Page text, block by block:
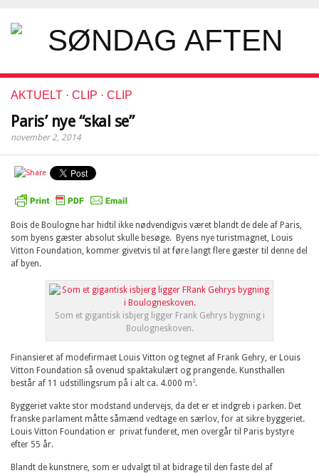
AKTUELT · CLIP · CLIP
Paris’ nye “skal se”
november 2, 2014
Bois de Boulogne har hidtil ikke nødvendigvis været blandt de dele af Paris,
som byens gæster absolut skulle besøge. Byens nye turistmagnet, Louis
Vitton Foundation, kommer givetvis til at føre langt flere gæster til denne del
af byen.
Som et gigantisk isbjerg ligger Frank Gehrys bygning i
Boulogneskoven.
Finansieret af modefirmaet Louis Vitton og tegnet af Frank Gehry, er Louis
Vitton Foundation så ovenud spaktakulært og prangende. Kunsthallen
består af 11 udstillingsrum på i alt ca. 4.000 m 2.
Byggeriet vakte stor modstand undervejs, da det er et indgreb i parken. Det
franske parlament måtte såmænd vedtage en særlov, for at sikre byggeriet.
Louis Vitton Foundation er privat funderet, men overgår til Paris bystyre
efter 55 år.
Blandt de kunstnere, som er udvalgt til at bidrage til den faste del af